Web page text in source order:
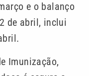
e o balanço
de abril, inclui
Imunização,